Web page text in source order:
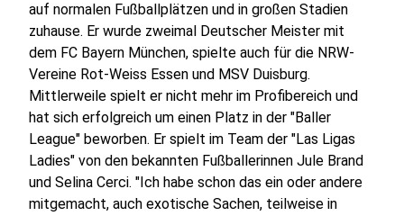
auf normalen Fußballplätzen und in großen Stadien
zuhause. Er wurde zweimal Deutscher Meister mit
dem FC Bayern München, spielte auch für die NRW-
Vereine Rot-Weiss Essen und MSV Duisburg.
Mittlerweile spielt er nicht mehr im Profibereich und
hat sich erfolgreich um einen Platz in der "Baller
League" beworben. Er spielt im Team der "Las Ligas
Ladies" von den bekannten Fußballerinnen Jule Brand
und Selina Cerci. "Ich habe schon das ein oder andere
mitgemacht, auch exotische Sachen, teilweise in